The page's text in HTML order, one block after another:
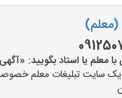
(معلم)
یا استاد بگویید: «آگهی شما را
سایت تبلیغات معلم